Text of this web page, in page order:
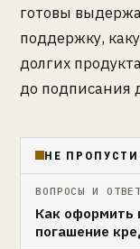
готовы
поддержку,
долгих
до подписания
НЕ
ВОПРОСЫ И
Как оформить
погашение